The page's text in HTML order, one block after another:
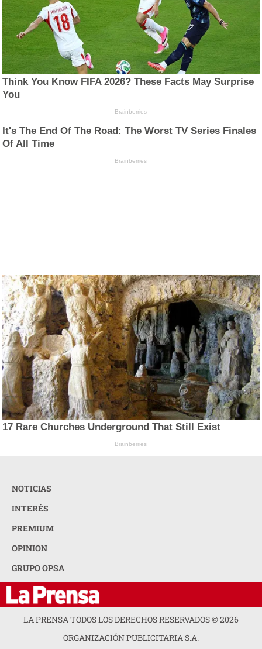
Think You Know FIFA 2026? These Facts May Surprise
You
Brainberries
It's The End Of The Road: The Worst TV Series Finales
Of All Time
Brainberries
17 Rare Churches Underground That Still Exist
Brainberries
NOTICIAS
INTERÉS
PREMIUM
OPINION
GRUPO OPSA
LA PRENSA TODOS LOS DERECHOS RESERVADOS ©2026
ORGANIZACIÓN PUBLICITARIA S.A.